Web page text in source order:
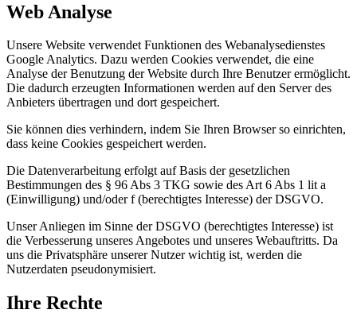
Web Analyse
Unsere Website verwendet Funktionen des Webanalysedienstes
Google Analytics. Dazu werden Cookies verwendet, die eine
Analyse der Benutzung der Website durch Ihre Benutzer ermöglicht.
Die dadurch erzeugten Informationen werden auf den Server des
Anbieters übertragen und dort gespeichert.
Sie können dies verhindern, indem Sie Ihren Browser so einrichten,
dass keine Cookies gespeichert werden.
Die Datenverarbeitung erfolgt auf Basis der gesetzlichen
Bestimmungen des § 96 Abs 3 TKG sowie des Art 6 Abs 1 lit a
(Einwilligung) und/oder f (berechtigtes Interesse) der DSGVO.
Unser Anliegen im Sinne der DSGVO (berechtigtes Interesse) ist
die Verbesserung unseres Angebotes und unseres Webauftritts. Da
uns die Privatsphäre unserer Nutzer wichtig ist, werden die
Nutzerdaten pseudonymisiert.
Ihre Rechte